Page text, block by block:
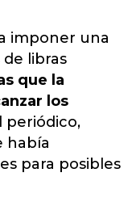
imponer una
libras
que la
los
periódico,
había
para posibles